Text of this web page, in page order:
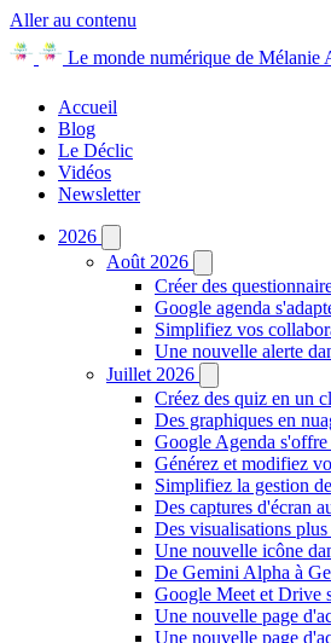
Aller au contenu
Le monde numérique de Mélanie
Accueil
Blog
Le Déclic
Vidéos
Newsletter
2026
Août 2026
Créer des
Google agenda
Simplifiez vos
Une nouvelle alerte
Juillet 2026
Créez des quiz en un
Des graphiques en
Google Agenda s'offre
Générez et modifiez
Simplifiez la gestion
Des captures d'écran
Des visualisations
Une nouvelle icône
De Gemini Alpha à
Google Meet et Drive
Une nouvelle page
Une nouvelle page